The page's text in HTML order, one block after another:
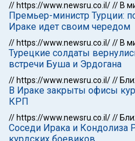
// https://www.newsru.co.il/// В
Премьер-министр Турции:
Ираке идет своим чередом
// https://www.newsru.co.il/// В
Турецкие солдаты
встречи Буша и Эрдогана
// https://www.newsru.co.il///
В Ираке закрыты офисы
КРП
// https://www.newsru.co.il///
Соседи Ирака и Кондолиза